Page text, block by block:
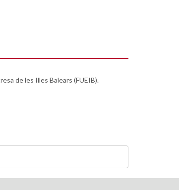
de les Illes Balears (FUEIB).